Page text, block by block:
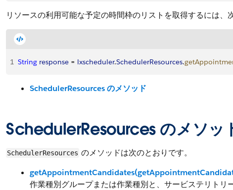
リソースの利用可能な予定の時間枠のリストを取得するには、
1 String response = lxscheduler.SchedulerResources.
SchedulerResources のメソッド
SchedulerResources のメソッ
SchedulerResources のメソッドは次のとおりです。
作業種別グループまたは作業種別と、サービステリトリ